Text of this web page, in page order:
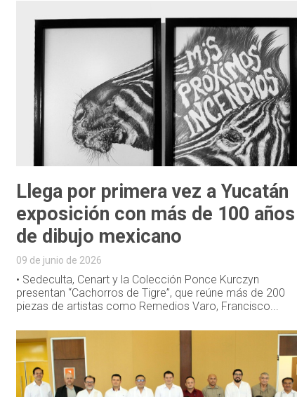
Llega por primera vez a Yucatán
exposición con más de 100 años
de dibujo mexicano
09 de junio de 2026
• Sedeculta, Cenart y la Colección Ponce Kurczyn
presentan “Cachorros de Tigre”, que reúne más de 200
piezas de artistas como Remedios Varo, Francisco...